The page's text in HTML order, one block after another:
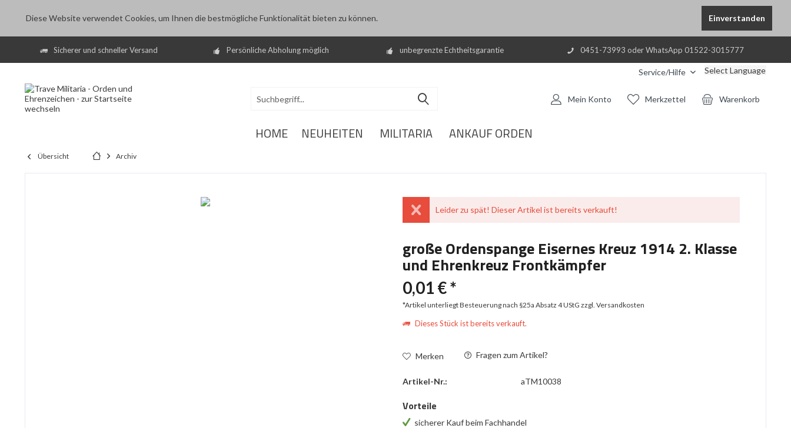
Diese Website verwendet Cookies, um Ihnen die bestmögliche Funktionalität bieten zu können. Einverstanden
Sicherer und schneller Versand Persönliche Abholung möglich unbegrenzte Echtheitsgarantie 0451-73993 oder WhatsApp 01522-3015777
Service/Hilfe Select Language
Warenkorb
Merkzettel
Mein Konto
HOME NEUHEITEN MILITARIA ANKAUF ORDEN
Übersicht Archiv
Leider zu spät! Dieser Artikel ist bereits verkauft!
große Ordenspange Eisernes Kreuz 1914 2. Klasse
und Ehrenkreuz Frontkämpfer
0,01 € *
*Artikel unterliegt Besteuerung nach §25a Absatz 4 UStGzzgl. Versandkosten
Dieses Stück ist bereits verkauft.
Merken Fragen zum Artikel?
Artikel-Nr.: aTM10038
Vorteile
sicherer Kauf beim Fachhandel